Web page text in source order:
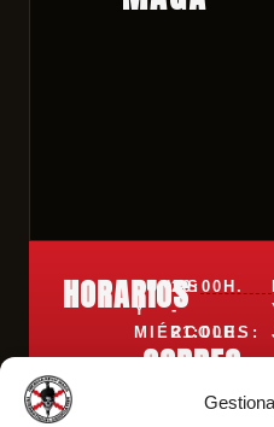
HORARIOS
LUNES
Y
MIÉRCOLES:
20:00H.
-
21:00H.
CORREO